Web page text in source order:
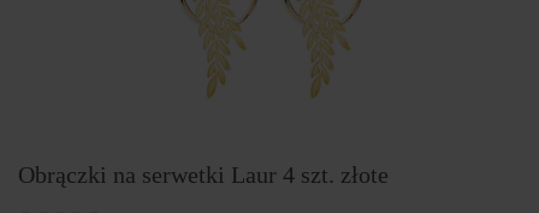
Obrączki na serwetki Laur 4 szt. złote